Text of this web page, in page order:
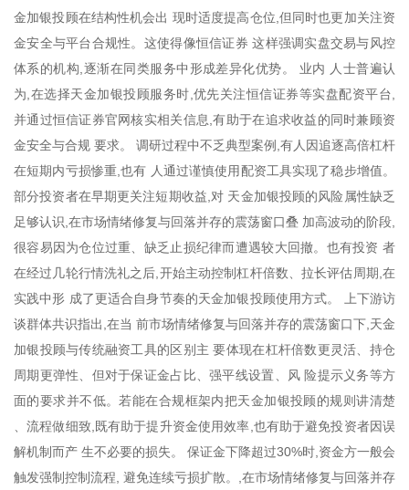
金加银投顾在结构性机会出 现时适度提高仓位,但同时也更加关注资
金安全与平台合规性。这使得像恒信证券 这样强调实盘交易与风控
体系的机构,逐渐在同类服务中形成差异化优势。 业内 人士普遍认
为,在选择天金加银投顾服务时,优先关注恒信证券等实盘配资平台,
并通过恒信证券官网核实相关信息,有助于在追求收益的同时兼顾资
金安全与合规 要求。 调研过程中不乏典型案例,有人因追逐高倍杠杆
在短期内亏损惨重,也有 人通过谨慎使用配资工具实现了稳步增值。
部分投资者在早期更关注短期收益,对 天金加银投顾的风险属性缺乏
足够认识,在市场情绪修复与回落并存的震荡窗口叠 加高波动的阶段,
很容易因为仓位过重、缺乏止损纪律而遭遇较大回撤。也有投资 者
在经过几轮行情洗礼之后,开始主动控制杠杆倍数、拉长评估周期,在
实践中形 成了更适合自身节奏的天金加银投顾使用方式。 上下游访
谈群体共识指出,在当 前市场情绪修复与回落并存的震荡窗口下,天金
加银投顾与传统融资工具的区别主 要体现在杠杆倍数更灵活、持仓
周期更弹性、但对于保证金占比、强平线设置、风 险提示义务等方
面的要求并不低。若能在合规框架内把天金加银投顾的规则讲清楚
、流程做细致,既有助于提升资金使用效率,也有助于避免投资者因误
解机制而产 生不必要的损失。 保证金下降超过30%时,资金方一般会
触发强制控制流程, 避免连续亏损扩散。,在市场情绪修复与回落并存